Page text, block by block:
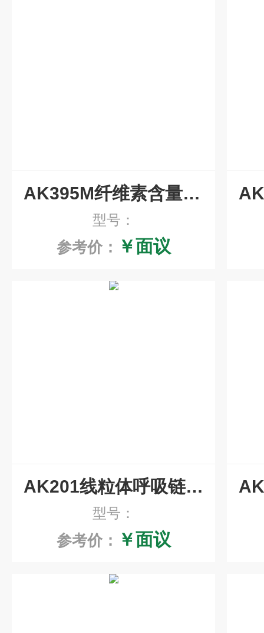
AK395M纤维素含量检测试剂盒
型号：
参考价： ￥面议
AK201线粒体呼吸链复合体Ⅲ活性检测试剂盒
型号：
参考价： ￥面议